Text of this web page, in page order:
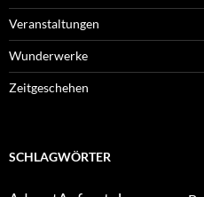
Veranstaltungen
Wunderwerke
Zeitgeschehen
SCHLAGWÖRTER